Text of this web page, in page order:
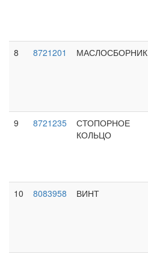
8
8721201 МАСЛОСБОРНИК
9 8721235
СТОПОРНОЕ
КОЛЬЦО
10 8083958 ВИНТ